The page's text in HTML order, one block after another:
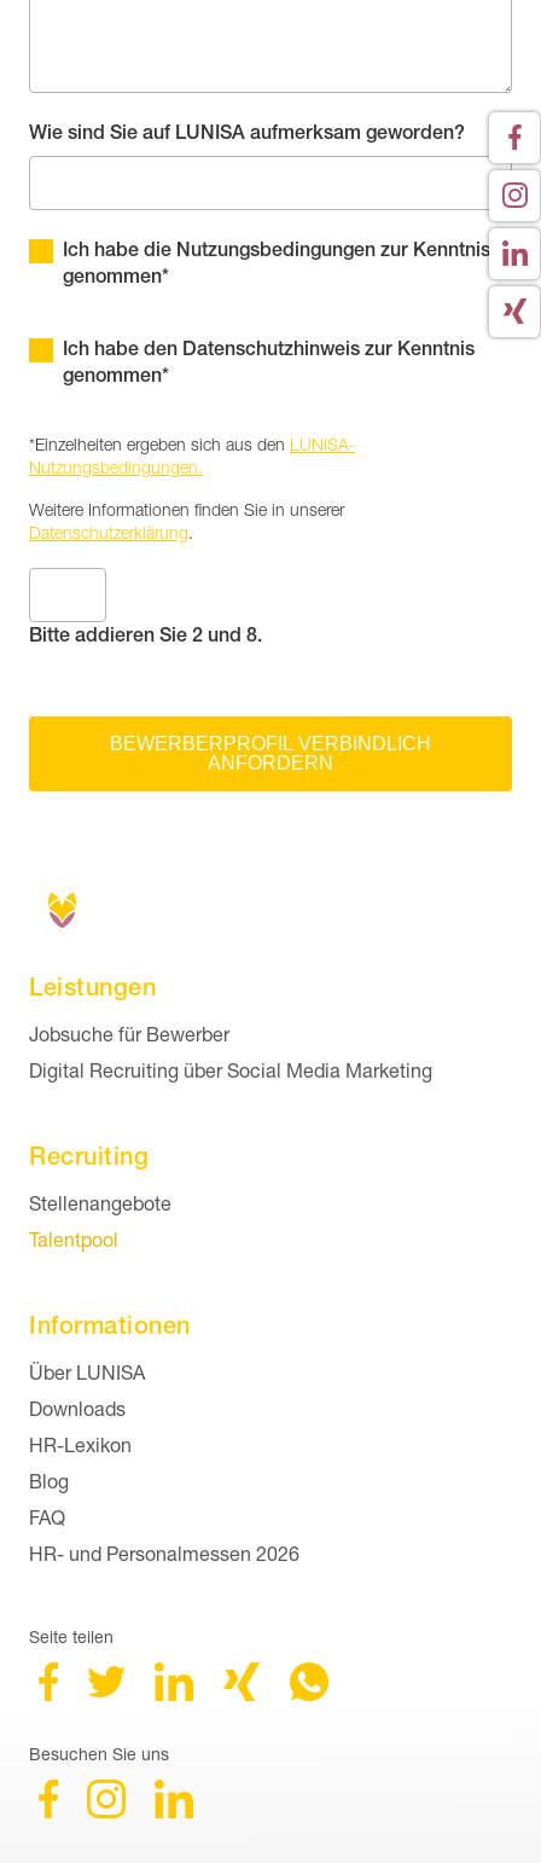
Wie sind Sie auf LUNISA aufmerksam geworden?
Ich habe die Nutzungsbedingungen zur Kenntnis
genommen*
Ich habe den Datenschutzhinweis zur Kenntnis
genommen*
*Einzelheiten ergeben sich aus den LUNISA-
Nutzungsbedingungen.
Weitere Informationen finden Sie in unserer
Datenschutzerklärung.
Bitte addieren Sie 2 und 8.
BEWERBERPROFIL VERBINDLICH
ANFORDERN
Leistungen
Navigation überspringen
Jobsuche für Bewerber
Digital Recruiting über Social Media Marketing
Recruiting
Navigation überspringen
Stellenangebote
Talentpool
Informationen
Navigation überspringen
Über LUNISA
Downloads
HR-Lexikon
Blog
FAQ
HR- und Personalmessen 2026
Seite teilen
Besuchen Sie uns